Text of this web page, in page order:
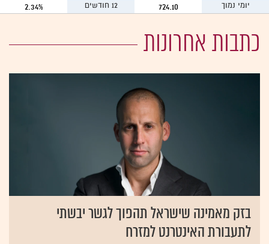
יומי נמוך 724.10 12 חודשים 2.34%
כתבות אחרונות
בזק מאמינה שישראל תהפוך לגשר יבשתי
לתעבורת האינטרנט למזרח